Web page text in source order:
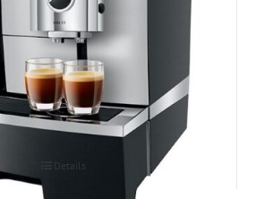
GIGA X3c Professional
Details